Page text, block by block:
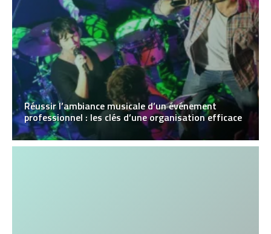
Réussir l’ambiance musicale d’un événement
professionnel : les clés d’une organisation efficace